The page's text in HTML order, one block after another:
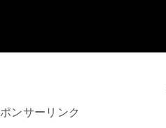
ンサーリンク